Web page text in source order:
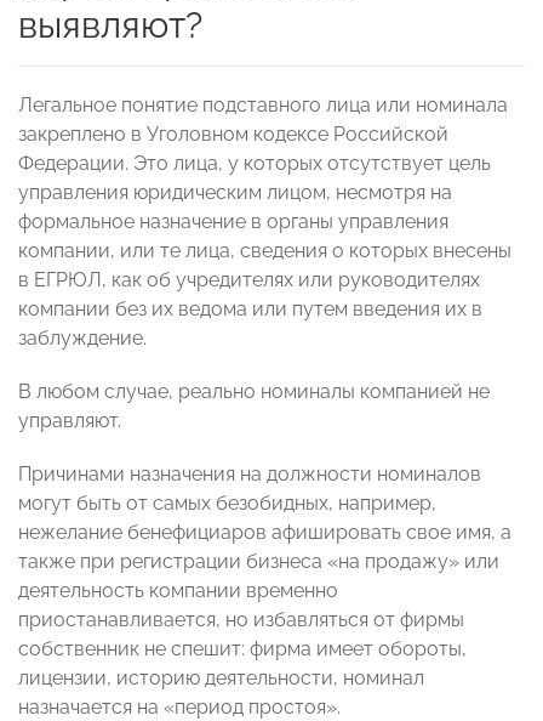
выявляют?
Легальное понятие подставного лица или номинала
закреплено в Уголовном кодексе Российской
Федерации. Это лица, у которых отсутствует цель
управления юридическим лицом, несмотря на
формальное назначение в органы управления
компании, или те лица, сведения о которых внесены
в ЕГРЮЛ, как об учредителях или руководителях
компании без их ведома или путем введения их в
заблуждение.
В любом случае, реально номиналы компанией не
управляют.
Причинами назначения на должности номиналов
могут быть от самых безобидных, например,
нежелание бенефициаров афишировать свое имя, а
также при регистрации бизнеса «на продажу» или
деятельность компании временно
приостанавливается, но избавляться от фирмы
собственник не спешит: фирма имеет обороты,
лицензии, историю деятельности, номинал
назначается на «период простоя».